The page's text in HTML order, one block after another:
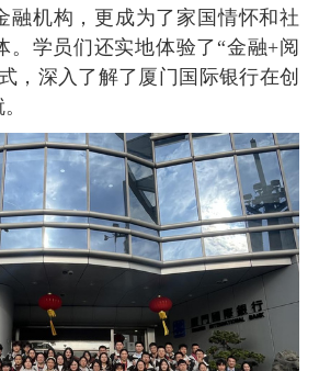
融机构，更成为了家国情怀和社
。学员们还实地体验了“金融+阅
，深入了解了厦门国际银行在创